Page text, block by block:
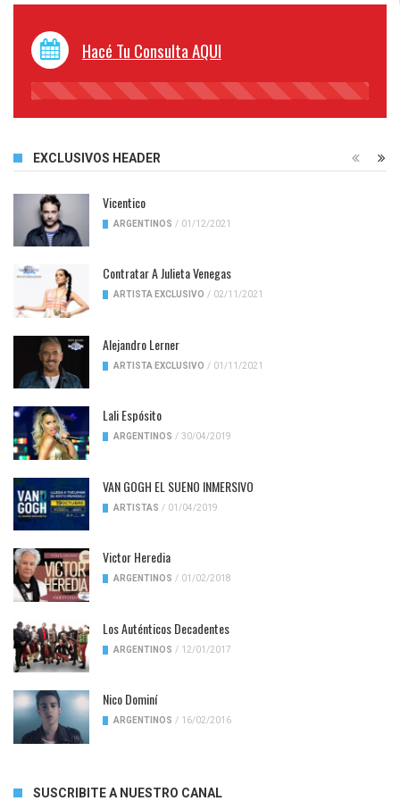
Hacé Tu Consulta AQUI
45%
EXCLUSIVOS HEADER
Vicentico
ARGENTINOS / 01/12/2021
Contratar A Julieta Venegas
ARTISTA EXCLUSIVO / 02/11/2021
Alejandro Lerner
ARTISTA EXCLUSIVO / 01/11/2021
Lali Espósito
ARGENTINOS / 30/04/2019
VAN GOGH EL SUENO INMERSIVO
ARTISTAS / 01/04/2019
Victor Heredia
ARGENTINOS / 01/02/2018
Los Auténticos Decadentes
ARGENTINOS / 12/01/2017
Nico Dominí
ARGENTINOS / 16/02/2016
SUSCRIBITE A NUESTRO CANAL